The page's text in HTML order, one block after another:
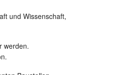
und Wissenschaft,
werden.